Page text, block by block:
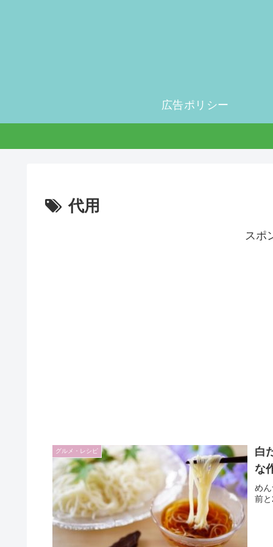
広告ポリシー
代用
スポ
グルメ・レシピ
白
な
め
前